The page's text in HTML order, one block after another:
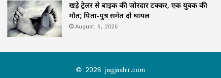
खड़े ट्रेलर से बाइक की जोरदार टक्कर, एक युवक की
मौत; पिता-पुत्र समेत दो घायल
August 9, 2026
© 2026 jagjaahir.com